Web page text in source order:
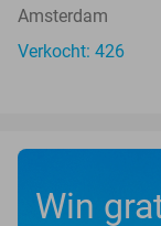
Amsterdam
Verkocht: 426
Win